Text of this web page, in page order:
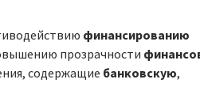
финансированию
прозрачности
содержащие банковскую,